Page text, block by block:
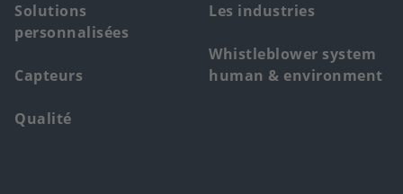
Solutions
personnalisées
Capteurs
Qualité
Les industries
Whistleblower system
human & environment